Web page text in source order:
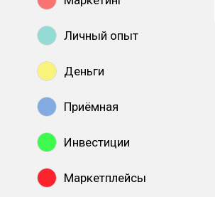
Личный опыт
Деньги
Приёмная
Инвестиции
Маркетплейсы